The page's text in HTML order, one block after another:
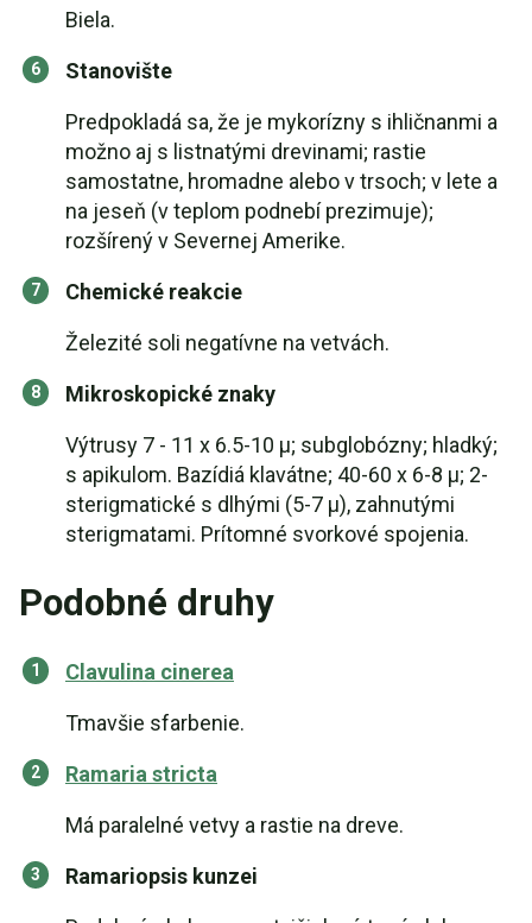
Biela.
Stanovište
Predpokladá sa, že je mykorízny s ihličnanmi a
možno aj s listnatými drevinami; rastie
samostatne, hromadne alebo v trsoch; v lete a
na jeseň (v teplom podnebí prezimuje);
rozšírený v Severnej Amerike.
Chemické reakcie
Železité soli negatívne na vetvách.
Mikroskopické znaky
Výtrusy 7 - 11 x 6.5-10 µ; subglobózny; hladký;
s apikulom. Bazídiá klavátne; 40-60 x 6-8 µ; 2-
sterigmatické s dlhými (5-7 µ), zahnutými
sterigmatami. Prítomné svorkové spojenia.
Podobné druhy
Clavulina cinerea
Tmavšie sfarbenie.
Ramaria stricta
Má paralelné vetvy a rastie na dreve.
Ramariopsis kunzei